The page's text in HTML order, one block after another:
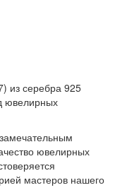
из серебра 925
ювелирных
ювелирных
мастеров нашего